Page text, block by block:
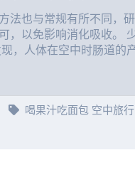
法也与常规有所不同，
，以免影响消化吸收。
，人体在空中时肠道的
喝果汁吃面包 空中旅